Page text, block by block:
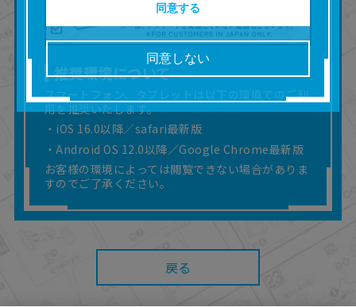
推奨環境について
スマートフォン、タブレットは以下の環境でのご利
用を推奨いたします。
・iOS 16.0以降／safari最新版
・Android OS 12.0以降／Google Chrome最新版
お客様の環境によっては閲覧できない場合がありま
すのでご了承ください。
戻る
使用（本サービス内の意見投稿の目的での画像
等の利用を含みます。）を超えて使用（複製、
複写、改変、掲示、頒布、配信、販売、出版等
を含むがこれに限りません。）することは禁止
いたします。
■掲載している取扱説明書は、お客様が購入され
た商品に同梱されたものと異なる場合がありま
す。
■対象商品仕様の変更などにより、取扱説明書の
内容は予告なく変更される場合があります。
■当社は、取扱説明書の正確性確保に努めており
ますが、取扱説明書の完全性を保証するもので
はありません。
■お客様のご利用環境によっては、本サービスを
ご利用いただけない場合があります。
かったことにより利用者に何らかの損害が生じ
たとしても、当社は何らの責任を負いません。
また、本サイトを利用したことによって、利用
同意しない
同意する